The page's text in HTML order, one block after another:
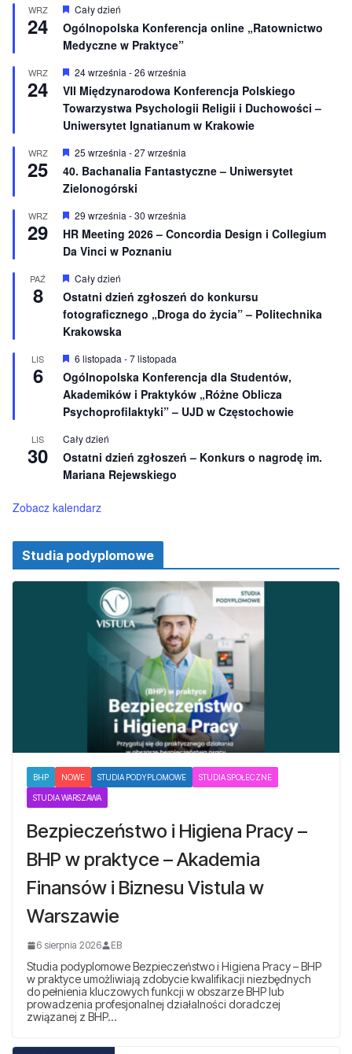
WRZ
24
W
r
ó
n
i
o
n
e
Cały dzień
Ogólnopolska Konferencja online „Ratownictwo
Medyczne w Praktyce”
WRZ
24
W
y
r
ó
ż
n
i
o
n
e
24 września -26 września
VII Międzynarodowa Konferencja Polskiego
Towarzystwa Psychologii Religii i Duchowości –
Uniwersytet Ignatianum w Krakowie
WRZ
25
W
r
ó
n
i
o
n
25 września -27 września
40. Bachanalia Fantastyczne – Uniwersytet
Zielonogórski
WRZ
29
W
y
r
ó
n
o
n
e
29 września -30 września
HR Meeting 2026 – Concordia Design i Collegium
Da Vinci w Poznaniu
PAŹ
8
W
r
ó
ż
n
i
o
n
e
Cały dzień
Ostatni dzień zgłoszeń do konkursu
fotograficznego „Droga do życia” – Politechnika
Krakowska
LIS
6
W
r
ó
ż
n
o
n
e
6 listopada -7 listopada
Ogólnopolska Konferencja dla Studentów,
Akademików i Praktyków „Różne Oblicza
Psychoprofilaktyki” – UJD w Częstochowie
LIS
30
Cały dzień
Ostatni dzień zgłoszeń – Konkurs o nagrodę im.
Mariana Rejewskiego
Zobacz kalendarz
Studia podyplomowe
BHP NOWE STUDIA PODYPLOMOWE STUDIA SPOŁECZNE
STUDIA WARSZAWA
Bezpieczeństwo i Higiena Pracy –
BHP w praktyce – Akademia
Finansów i Biznesu Vistula w
Warszawie
6 sierpnia 2026 EB
Studia podyplomowe Bezpieczeństwo i Higiena Pracy – BHP
w praktyce umożliwiają zdobycie kwalifikacji niezbędnych
do pełnienia kluczowych funkcji w obszarze BHP lub
prowadzenia profesjonalnej działalności doradczej
związanej z BHP…